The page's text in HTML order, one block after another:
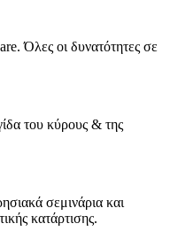
Όλες οι δυνατότητες σε
του κύρους & της
σεμινάρια και
κατάρτισης.